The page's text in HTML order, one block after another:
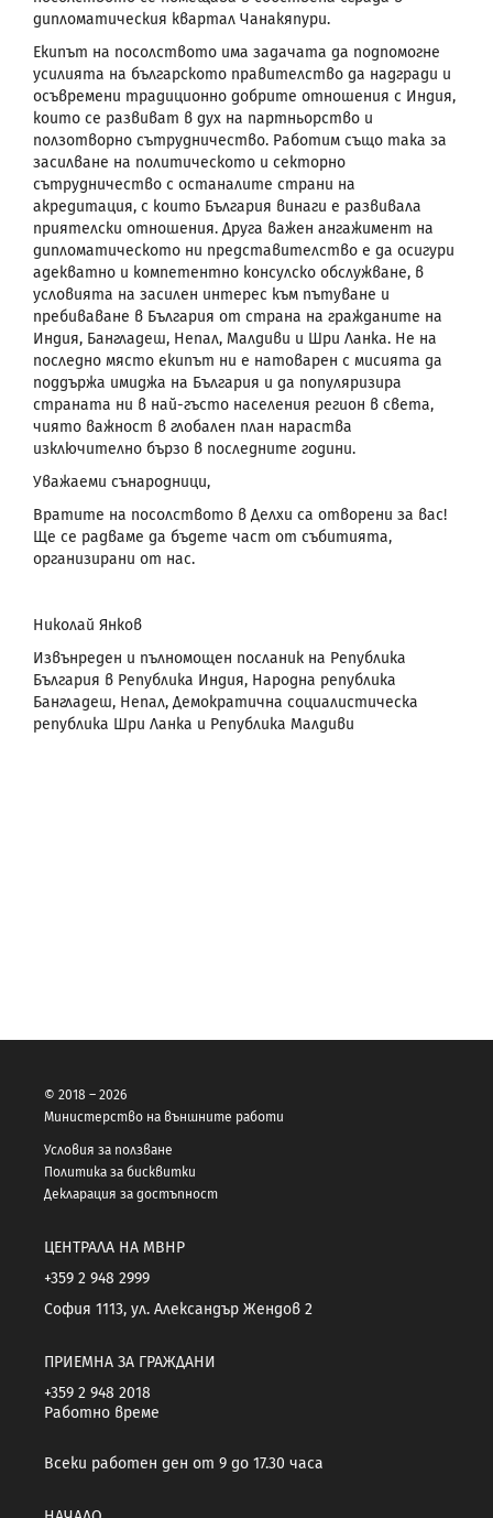
дипломатическия квартал Чанакяпури.
Екипът на посолството има задачата да подпомогне
усилията на българското правителство да надгради и
осъвремени традиционно добрите отношения с Индия,
които се развиват в дух на партньорство и
ползотворно сътрудничество. Работим също така за
засилване на политическото и секторно
сътрудничество с останалите страни на
акредитация, с които България винаги е развивала
приятелски отношения. Друга важен ангажимент на
дипломатическото ни представителство е да осигури
адекватно и компетентно консулско обслужване, в
условията на засилен интерес към пътуване и
пребиваване в България от страна на гражданите на
Индия, Бангладеш, Непал, Малдиви и Шри Ланка. Не на
последно място екипът ни е натоварен с мисията да
поддържа имиджа на България и да популяризира
страната ни в най-гъсто населения регион в света,
чиято важност в глобален план нараства
изключително бързо в последните години.
Уважаеми сънародници,
Вратите на посолството в Делхи са отворени за вас!
Ще се радваме да бъдете част от събитията,
организирани от нас.
Николай Янков
Извънреден и пълномощен посланик на Република
България в Република Индия, Народна република
Бангладеш, Непал, Демократична социалистическа
република Шри Ланка и Република Малдиви
© 2018 – 2026
Министерство на външните работи
Условия за ползване
Политика за бисквитки
Декларация за достъпност
ЦЕНТРАЛА НА МВНР
+359 2 948 2999
София 1113, ул. Александър Жендов 2
ПРИЕМНА ЗА ГРАЖДАНИ
+359 2 948 2018
Работно време
Всеки работен ден от 9 до 17.30 часа